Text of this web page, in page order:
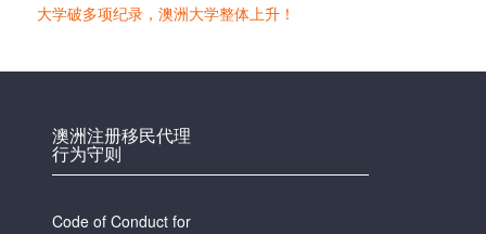
大学破多项纪录，澳洲大学整体上升！
澳洲注册移民代理
行为守则
Code of Conduct for